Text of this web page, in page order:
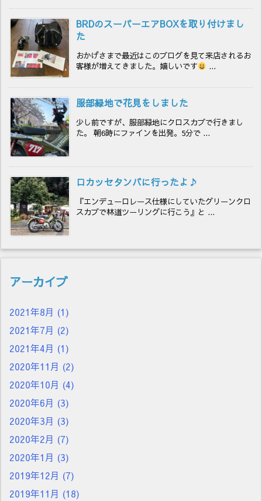
BRDのスーパーエアBOXを取り付けまし
た
おかげさまで最近はこのブログを見て来店されるお
客様が増えてきました。嬉しいです
...
服部緑地で花見をしました
少し前ですが、服部緑地にクロスカブで行きまし
た。 朝6時にファインを出発。5分で ...
ロカッセタンバに行ったよ♪
『エンデューロレース仕様にしていたグリーンクロ
スカブで林道ツーリングに行こう』と ...
アーカイブ
2021年8月 (1)
2021年7月 (2)
2021年4月 (1)
2020年11月 (2)
2020年10月 (4)
2020年6月 (3)
2020年3月 (3)
2020年2月 (7)
2020年1月 (3)
2019年12月 (7)
2019年11月 (18)